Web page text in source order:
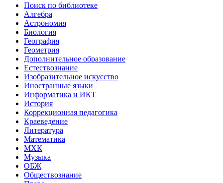
Поиск по библиотеке
Алгебра
Астрономия
Биология
География
Геометрия
Дополнительное образование
Естествознание
Изобразительное искусство
Иностранные языки
Информатика и ИКТ
История
Коррекционная педагогика
Краеведение
Литература
Математика
МХК
Музыка
ОБЖ
Обществознание